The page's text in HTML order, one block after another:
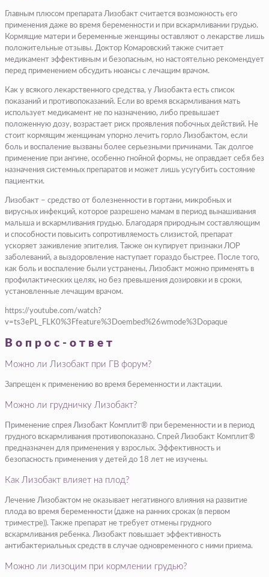
Главным плюсом препарата Лизобакт считается возможность его
применения даже во время беременности и при вскармливании грудью.
Кормящие матери и беременные женщины оставляют о лекарстве лишь
положительные отзывы. Доктор Комаровский также считает
медикамент эффективным и безопасным, но настоятельно рекомендует
перед применением обсудить нюансы с лечащим врачом.
Как у всякого лекарственного средства, у Лизобакта есть список
показаний и противопоказаний. Если во время вскармливания мать
использует медикамент не по назначению, либо превышает
положенную дозу, возрастает риск проявления побочных действий. Не
стоит кормящим женщинам упорно лечить горло Лизобактом, если
боль и воспаление вызваны более серьезными причинами. Так долгое
применение при ангине, особенно гнойной формы, не оправдает себя без
назначения системных препаратов и может лишь усугубить состояние
пациентки.
Лизобакт – средство от болезненности в гортани, микробных и
вирусных инфекций, которое разрешено мамам в период вынашивания
малыша и вскармливания грудью. Благодаря природным составляющим
и способности повысить сопротивляемость слизистой, препарат
ускоряет заживление эпителия. Также он купирует признаки ЛОР
заболеваний, а выздоровление наступает гораздо быстрее. После того,
как боль и воспаление были устранены, Лизобакт можно применять в
профилактических целях, но без превышения дозировки и в сроки,
установленные лечащим врачом.
https://youtube.com/watch?
v=ts3ePL_FLK0%3Ffeature%3Doembed%26wmode%3Dopaque
Вопрос-ответ
Можно ли Лизобакт при ГВ форум?
Запрещен к применению во время беременности и лактации.
Можно ли грудничку Лизобакт?
Применение спрея Лизобакт Комплит® при беременности и в период
грудного вскармливания противопоказано. Спрей Лизобакт Комплит®
предназначен для применения у взрослых. Эффективность и
безопасность применения у детей до 18 лет не изучены.
Как Лизобакт влияет на плод?
Лечение Лизобактом не оказывает негативного влияния на развитие
плода во время беременности (даже на ранних сроках (в первом
триместре)). Также препарат не требует отмены грудного
вскармливания ребенка. Лизобакт повышает эффективность
антибактериальных средств в случае одновременного с ними приема.
Можно ли лизоцим при кормлении грудью?